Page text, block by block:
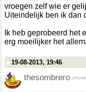
vroegen zelf wie er
Uiteindelijk ben ik dan
Ik heb geprobeerd het
erg moeilijker het
19-08-2013, 19:46
thesombrero